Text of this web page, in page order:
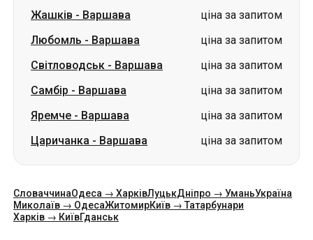
Жашків - Варшава
ціна за запитом
Любомль - Варшава
ціна за запитом
Світловодськ - Варшава
ціна за запитом
Самбір - Варшава
ціна за запитом
Яремче - Варшава
ціна за запитом
Царичанка - Варшава ціна за запитом
СловаччинаОдеса → ХарківЛуцькДніпро → УманьУкраїна
Миколаїв → ОдесаЖитомирКиїв → Татарбунари
Харків → КиївГданськ